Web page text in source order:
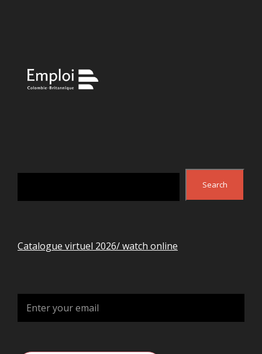
Search
Search
Catalogue virtuel 2026/ watch online